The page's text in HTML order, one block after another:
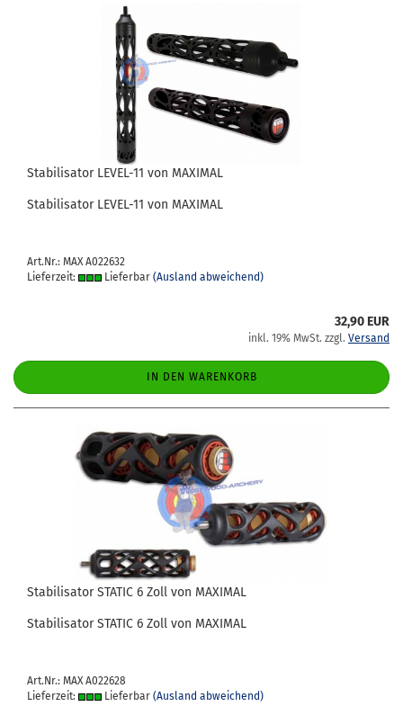
Sta­bi­li­sa­tor LEVEL-​​11 von MA­XI­MAL
Sta­bi­li­sa­tor LEVEL-​11 von MA­XI­MAL
Art.Nr.: MAX A022632
Lieferzeit:
Lieferbar (Ausland abweichend)
32,90 EUR
inkl. 19% MwSt. zzgl. Versand
IN DEN WARENKORB
Sta­bi­li­sa­tor STA­TIC 6 Zoll von MA­XI­MAL
Sta­bi­li­sa­tor STA­TIC 6 Zoll von MA­XI­MAL
Art.Nr.: MAX A022628
Lieferzeit:
Lieferbar (Ausland abweichend)